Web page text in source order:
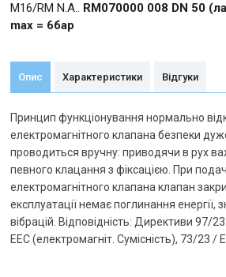
M16/RM N.A.. RM070000 008 DN 50
max = 6бар
Опис Характеристики Відгуки
Принцип функціонування нормально
електромагнітного клапана безпеки
проводиться вручну: приводячи в рух
певного клацання з фіксацією. При
електромагнітного клапана клапан
експлуатації немає поглинання енергії,
вібрацій. Відповідність: Директиви 97/
EEC (електромагніт. Сумісність), 73/23 /